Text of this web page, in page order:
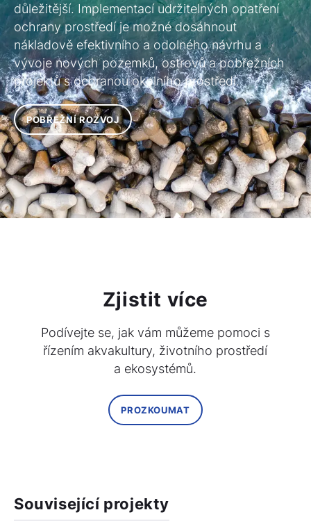
důležitější. Implementací udržitelných opatření
ochrany prostředí je možné dosáhnout
nákladově efektivního a odolného návrhu a
vývoje nových pozemků, ostrovů a pobřežních
projektů s ochranou okolního prostředí.
POBŘEŽNÍ ROZVOJ
Zjistit více
Podívejte se, jak vám můžeme pomoci s
řízením akvakultury, životního prostředí
a ekosystémů.
PROZKOUMAT
Související projekty